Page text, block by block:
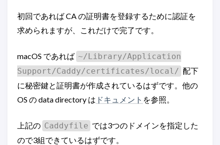
初回であれば CA の証明書を登録するために認証を
求められますが、これだけで完了です。
macOS であれば ~/Library/Application
Support/Caddy/certificates/local/ 配下
に秘密鍵と証明書が作成されているはずです。他の
OS の data directory は ドキュメント を参照。
上記の Caddyfile では3つのドメインを指定した
ので3組できているはずです。